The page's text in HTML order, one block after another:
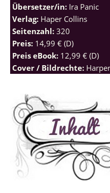
Übersetzer/in: Ira Panic
Verlag: Haper Collins
Seitenzahl: 320
Preis: 14,99 € (D)
Preis eBook: 12,99 € (D)
Cover / Bildrechte: